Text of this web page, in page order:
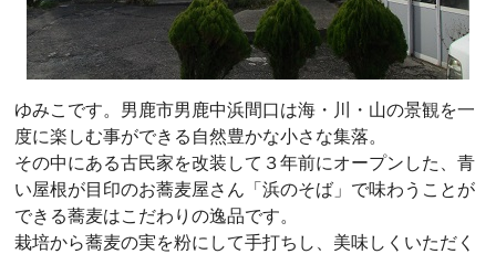
ゆみこです。男鹿市男鹿中浜間口は海・川・山の景観を一
度に楽しむ事ができる自然豊かな小さな集落。
その中にある古民家を改装して３年前にオープンした、青
い屋根が目印のお蕎麦屋さん「浜のそば」で味わうことが
できる蕎麦はこだわりの逸品です。
栽培から蕎麦の実を粉にして手打ちし、美味しくいただく